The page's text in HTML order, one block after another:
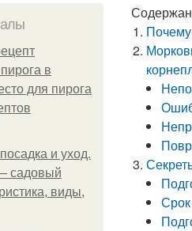
в
для пирога
и уход.
садовый
виды,
Почему